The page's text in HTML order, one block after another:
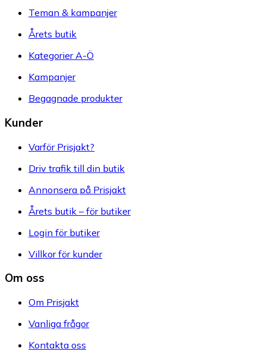
Teman & kampanjer
Årets butik
Kategorier A-Ö
Kampanjer
Begagnade produkter
Kunder
Varför Prisjakt?
Driv trafik till din butik
Annonsera på Prisjakt
Årets butik – för butiker
Login för butiker
Villkor för kunder
Om oss
Om Prisjakt
Vanliga frågor
Kontakta oss